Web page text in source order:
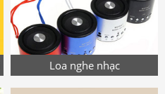
Loa nghe nhạc